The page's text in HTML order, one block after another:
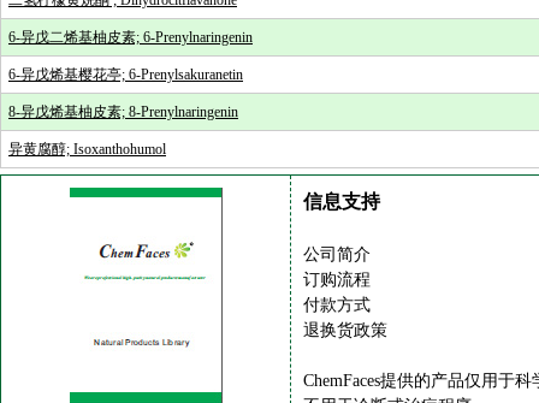
6-异戊二烯基柚皮素; 6-Prenylnaringenin
6-异戊烯基樱花亭; 6-Prenylsakuranetin
8-异戊烯基柚皮素; 8-Prenylnaringenin
异黄腐醇; Isoxanthohumol
信息支持
公司简介
订购流程
付款方式
退换货政策
ChemFaces提供的产品仅用于